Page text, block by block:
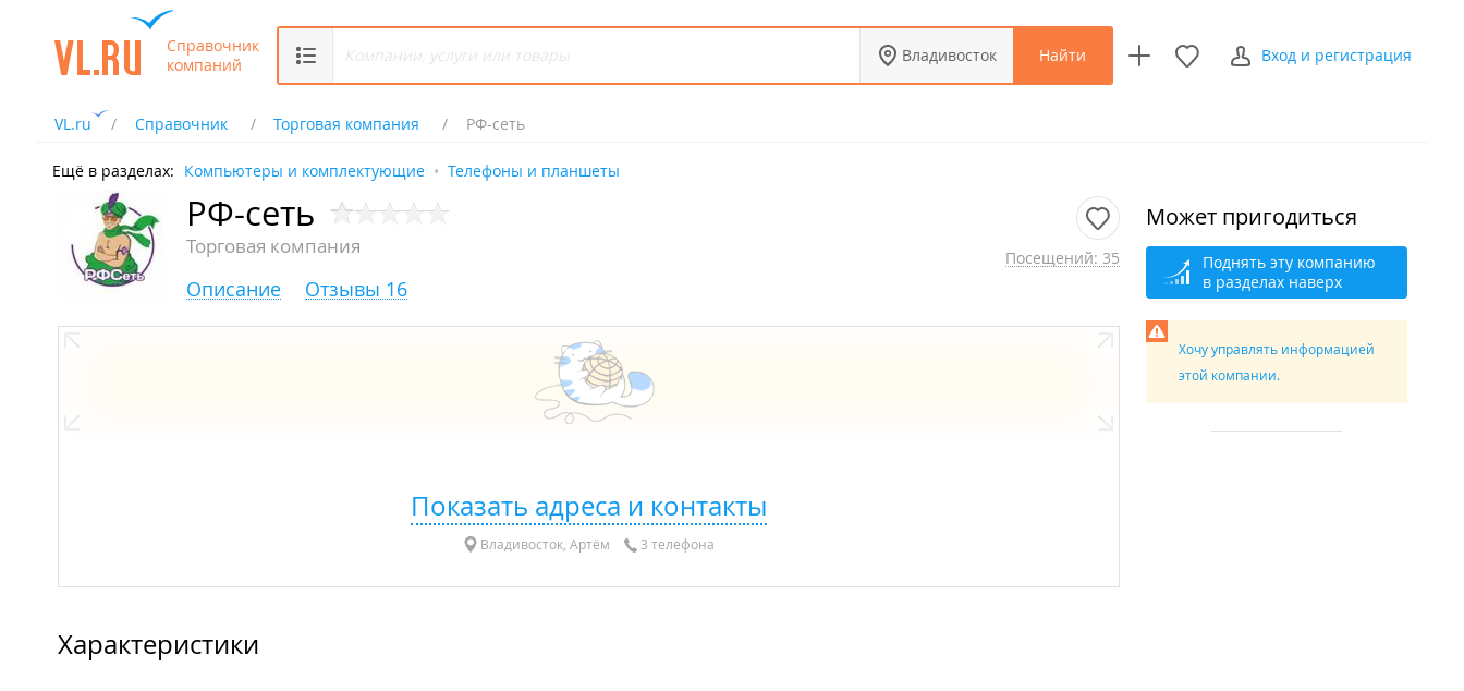
Справочник
компаний
Владивосток Найти Вход и регистрация
VL.ru Справочник Торговая компания РФ-сеть
Ещё в разделах: Компьютеры и комплектующие Телефоны и планшеты
РФ-сеть
Торговая компания Посещений: 35
Описание Отзывы 16
Показать адреса и контакты
Владивосток, Артём 3 телефона
Характеристики
Может пригодиться
Поднять эту компанию
в разделах наверх
Хочу управлять информацией
этой компании.